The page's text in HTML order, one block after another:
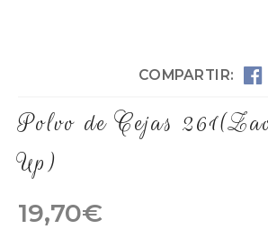
COMPARTIR:
Polvo de Cejas 261
Up)
19,70€